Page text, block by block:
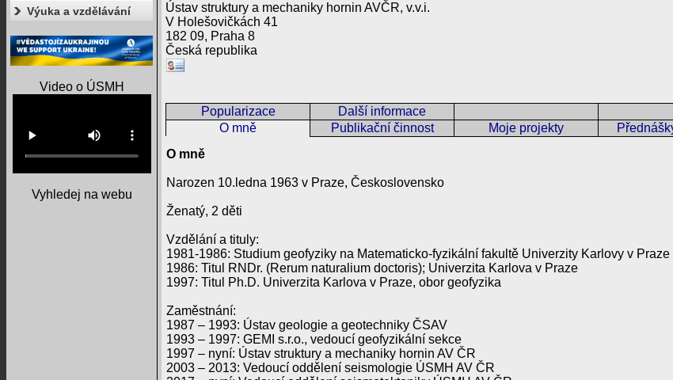
Výuka a vzdělávání
Video o ÚSMH
Vyhledej na webu
Ústav struktury a mechaniky hornin AVČR, v.v.i.
V Holešovičkách 41
182 09, Praha 8
Česká republika
Popularizace
Další informace
O mně
Publikační činnost Moje projekty
O mně
Narozen 10.ledna 1963 v Praze, Československo
Ženatý, 2 děti
Vzdělání a tituly:
1981-1986: Studium geofyziky na Matematicko-fyzikální fakultě Univerzity Karlovy v Praze
1986: Titul RNDr. (Rerum naturalium doctoris); Univerzita Karlova v Praze
1997: Titul Ph.D. Univerzita Karlova v Praze, obor geofyzika
Zaměstnání:
1987 – 1993: Ústav geologie a geotechniky ČSAV
1993 – 1997: GEMI s.r.o., vedoucí geofyzikální sekce
1997 – nyní: Ústav struktury a mechaniky hornin AV ČR
2003 – 2013: Vedoucí oddělení seismologie ÚSMH AV ČR